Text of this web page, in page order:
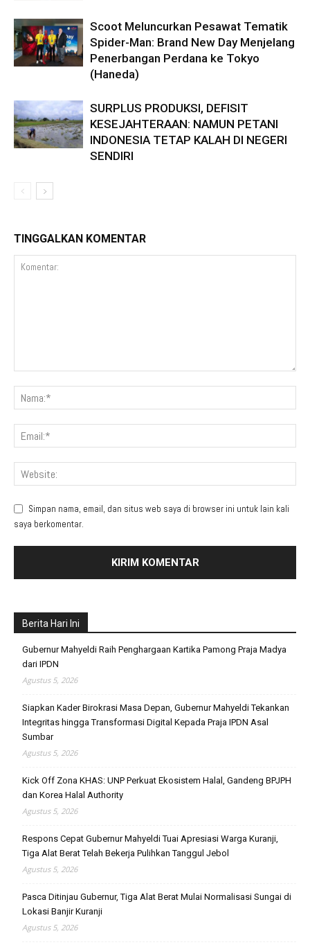
Scoot Meluncurkan Pesawat Tematik
Spider-Man: Brand New Day Menjelang
Penerbangan Perdana ke Tokyo
(Haneda)
SURPLUS PRODUKSI, DEFISIT
KESEJAHTERAAN: NAMUN PETANI
INDONESIA TETAP KALAH DI NEGERI
SENDIRI
TINGGALKAN KOMENTAR
Simpan nama, email, dan situs web saya di browser ini untuk lain kali
saya berkomentar.
Berita Hari Ini
Gubernur Mahyeldi Raih Penghargaan Kartika Pamong Praja Madya
dari IPDN
Agustus 5, 2026
Siapkan Kader Birokrasi Masa Depan, Gubernur Mahyeldi Tekankan
Integritas hingga Transformasi Digital Kepada Praja IPDN Asal
Sumbar
Agustus 5, 2026
Kick Off Zona KHAS: UNP Perkuat Ekosistem Halal, Gandeng BPJPH
dan Korea Halal Authority
Agustus 5, 2026
Respons Cepat Gubernur Mahyeldi Tuai Apresiasi Warga Kuranji,
Tiga Alat Berat Telah Bekerja Pulihkan Tanggul Jebol
Agustus 5, 2026
Pasca Ditinjau Gubernur, Tiga Alat Berat Mulai Normalisasi Sungai di
Lokasi Banjir Kuranji
Agustus 5, 2026